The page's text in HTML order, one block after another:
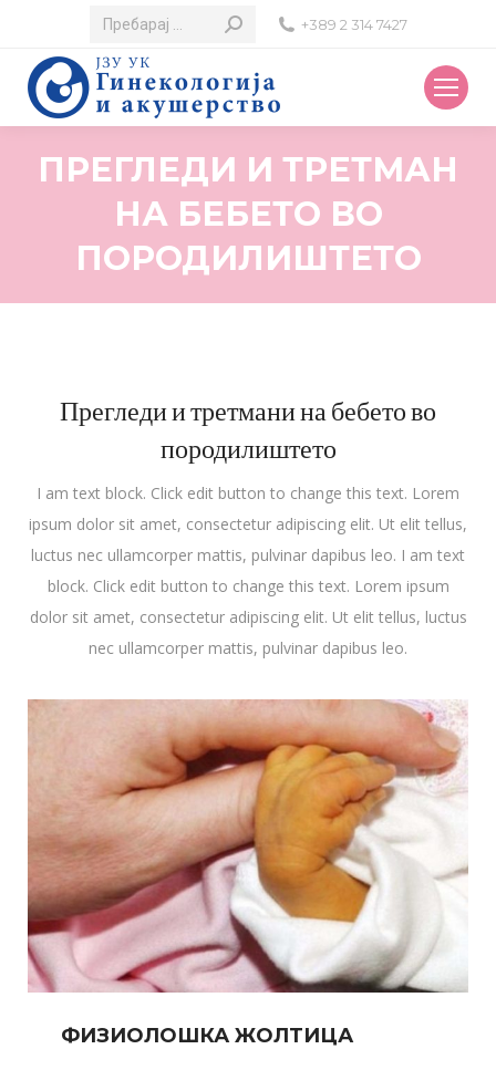
Search:
+389 2 314 7427
ПРЕГЛЕДИ И ТРЕТМАН
НА БЕБЕТО ВО
ПОРОДИЛИШТЕТО
Прегледи и третмани на бебето во
породилиштето
I am text block. Click edit button to change this text. Lorem
ipsum dolor sit amet, consectetur adipiscing elit. Ut elit tellus,
luctus nec ullamcorper mattis, pulvinar dapibus leo. I am text
block. Click edit button to change this text. Lorem ipsum
dolor sit amet, consectetur adipiscing elit. Ut elit tellus, luctus
nec ullamcorper mattis, pulvinar dapibus leo.
ФИЗИОЛОШКА ЖОЛТИЦА